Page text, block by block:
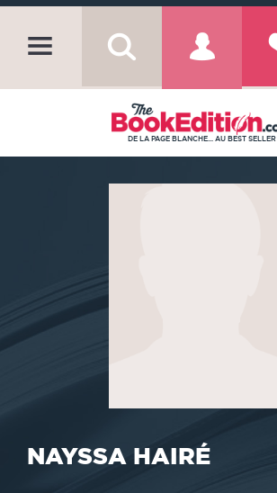
DE LA PAGE BLANCHE... AU BEST SELLER
NAYSSA HAIRÉ